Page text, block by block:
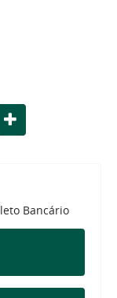
Bancário